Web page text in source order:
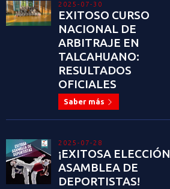
2025-07-30
EXITOSO CURSO
NACIONAL DE
ARBITRAJE EN
TALCAHUANO:
RESULTADOS
OFICIALES
Saber más
2025-07-28
¡EXITOSA ELECCIÓN
ASAMBLEA DE
DEPORTISTAS!